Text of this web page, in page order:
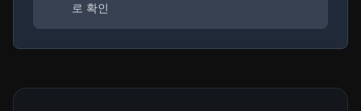
로 확인